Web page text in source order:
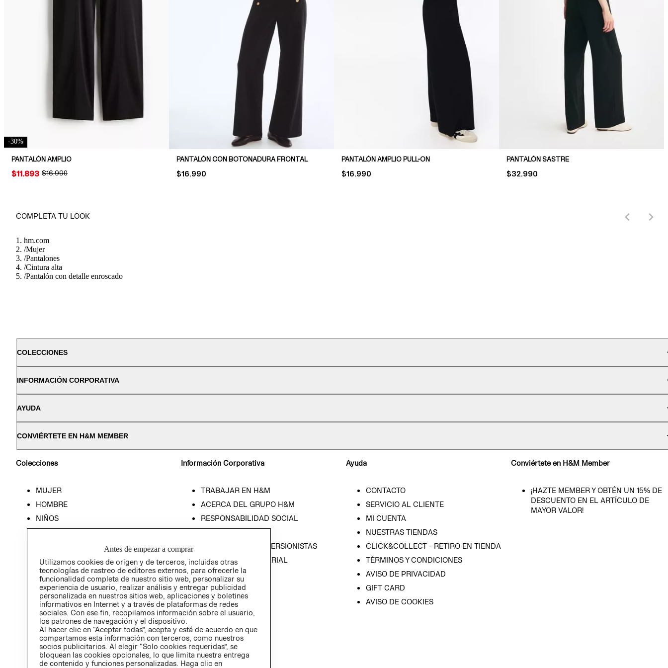
-30%
PANTALÓN AMPLIO
ORIGINAL PRICE:
$16.990
PRICE:
$11.893
PANTALÓN CON BOTONADURA FRONTAL
PRICE:
$16.990
PANTALÓN AMPLIO PULL-ON
PRICE:
$16.990
PANTALÓN SASTRE
PRICE:
$32.990
COMPLETA TU LOOK
hm.com
/Mujer
/Pantalones
/Cintura alta
/Pantalón con detalle enroscado
COLECCIONES
INFORMACIÓN CORPORATIVA
AYUDA
CONVIÉRTETE EN H&M MEMBER
Colecciones
MUJER
HOMBRE
NIÑOS
Información Corporativa
TRABAJAR EN H&M
ACERCA DEL GRUPO H&M
RESPONSABILIDAD SOCIAL
RELACIÓN CON INVERSIONISTAS
POLÍTICA EMPRESARIAL
Ayuda
CONTACTO
SERVICIO AL CLIENTE
MI CUENTA
NUESTRAS TIENDAS
CLICK&COLLECT - RETIRO EN TIENDA
TÉRMINOS Y CONDICIONES
AVISO DE PRIVACIDAD
GIFT CARD
AVISO DE COOKIES
Conviértete en H&M Member
¡HAZTE MEMBER Y OBTÉN UN 15% DE
DESCUENTO EN EL ARTÍCULO DE
MAYOR VALOR!
Antes de empezar a comprar
Utilizamos cookies de origen y de terceros, incluidas otras
tecnologías de rastreo de editores externos, para ofrecerle la
funcionalidad completa de nuestro sitio web, personalizar su
experiencia de usuario, realizar análisis y entregar publicidad
personalizada en nuestros sitios web, aplicaciones y boletines
informativos en Internet y a través de plataformas de redes
sociales. Con ese fin, recopilamos información sobre el usuario,
los patrones de navegación y el dispositivo.
Al hacer clic en “Aceptar todas”, acepta y está de acuerdo en que
compartamos esta información con terceros, como nuestros
socios publicitarios. Al elegir “Solo cookies requeridas”, se
bloquean las cookies opcionales, lo que limita nuestra entrega
de contenido y funciones personalizadas. Haga clic en